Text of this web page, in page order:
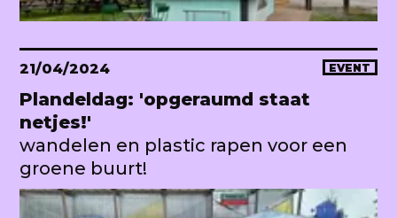
21/04/2024 EVENT
Plandeldag: 'opgeraumd staat
netjes!'
wandelen en plastic rapen voor een
groene buurt!